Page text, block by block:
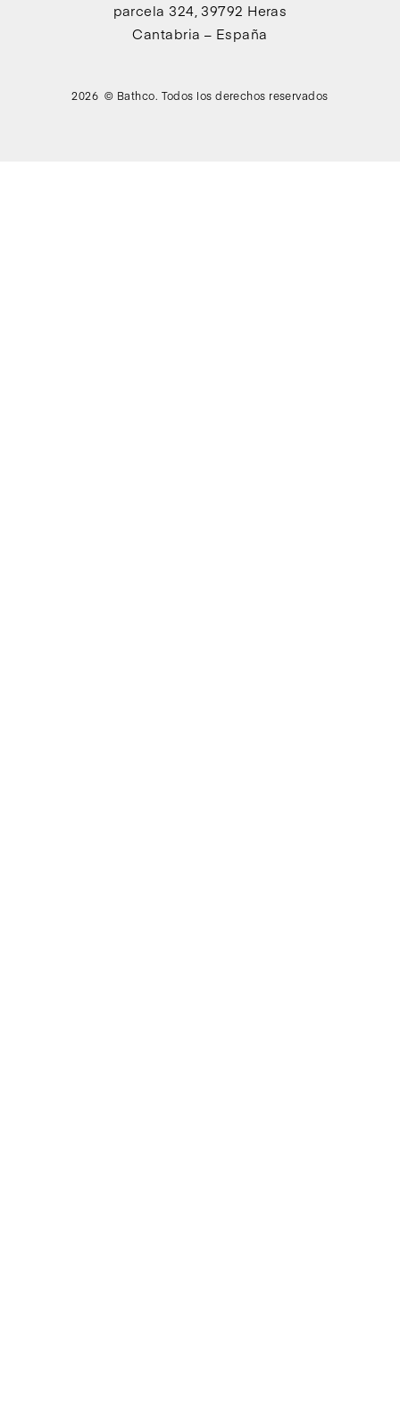
parcela 324, 39792 Heras
Cantabria – España
2026 © Bathco. Todos los derechos reservados